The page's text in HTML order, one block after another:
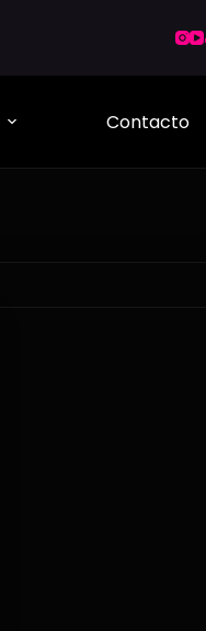
Contacto